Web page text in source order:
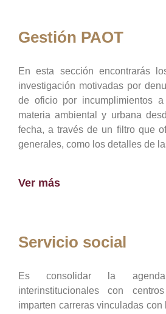
Gestión PAOT
En esta sección encontrarás
investigación motivadas por
de oficio por incumplimientos
materia ambiental y urbana
fecha, a través de un filtro que
generales, como los detalles de
Ver más
Servicio social
Es consolidar la
interinstitucionales con
imparten carreras vinculadas